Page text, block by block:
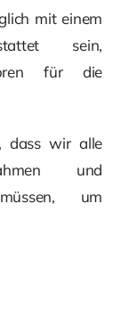
mit einem
sein,
für die
dass wir alle
und
um